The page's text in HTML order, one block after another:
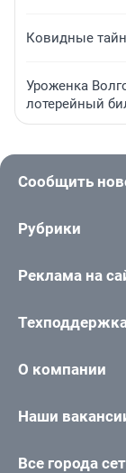
Ковидные
Уроженка
лотерейный
Сообщить
Рубрики
Реклама на
О компании
Наши
Все города